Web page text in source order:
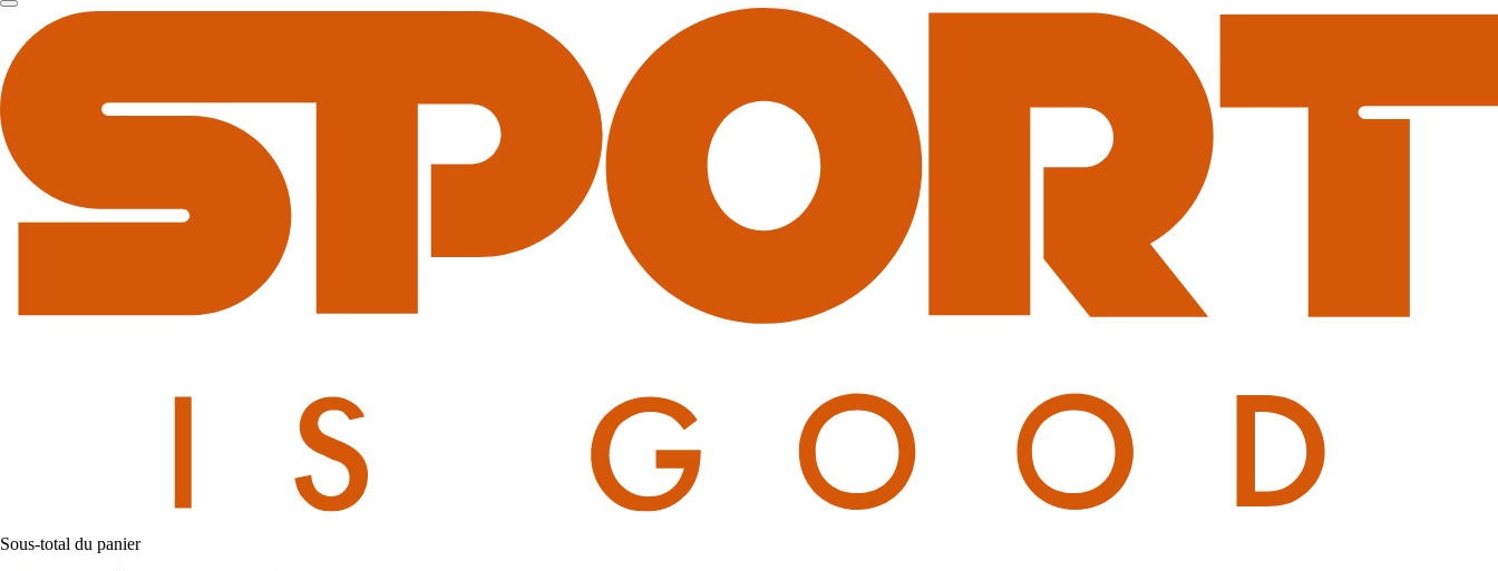
Sous-total du panier